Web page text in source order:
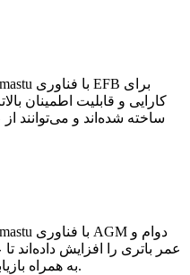
کارایی و قابلیت اطمینان
ساخته شده‌اند و می‌توانند
عمر باتری را افزایش داده‌اند
به همراه بازیابی انرژی شکستگی بهینه کنند.